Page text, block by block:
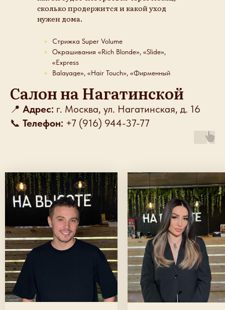
Cтрижка Super Volume
Окрашивания «Rich Blonde», «Slide»,
«Express
Balayage», «Hair Touch», «Фирменный
Математическое Цветотипирование.
сколько продержится и какой уход
нужен дома.
Салон на Нагатинской
📍 Адрес: г. Москва, ул. Нагатинская, д. 16
📞 Телефон: +7 (916) 944-37-77